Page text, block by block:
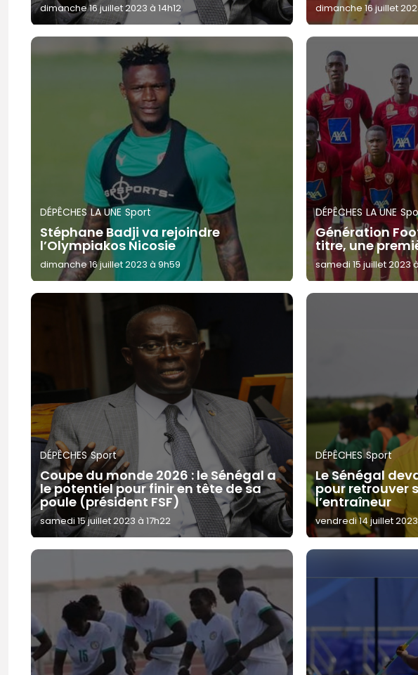
dimanche 16 juillet 2023 à 14h12 dimanche 16 juillet
DÉPÊCHES LA UNE Sport
Stéphane Badji va rejoindre
l’Olympiakos Nicosie
dimanche 16 juillet 2023 à 9h59
DÉPÊCHES LA UNE
Génération
titre, une
samedi 15 juillet 2023
DÉPÊCHES Sport
Coupe du monde 2026 : le Sénégal a
le potentiel pour finir en tête de sa
poule (président FSF)
samedi 15 juillet 2023 à 17h22
DÉPÊCHES Sport
Le Sénégal
pour retrouver
l’entraîneur
vendredi 14 juillet